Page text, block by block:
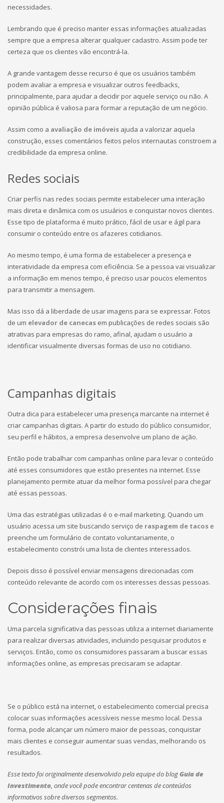
necessidades.
Lembrando que é preciso manter essas informações atualizadas
sempre que a empresa alterar qualquer cadastro. Assim pode ter
certeza que os clientes vão encontrá-la.
A grande vantagem desse recurso é que os usuários também
podem avaliar a empresa e visualizar outros feedbacks,
principalmente, para ajudar a decidir por aquele serviço ou não. A
opinião pública é valiosa para formar a reputação de um negócio.
Assim como a avaliação de imóveis ajuda a valorizar aquela
construção, esses comentários feitos pelos internautas constroem a
credibilidade da empresa online.
Redes sociais
Criar perfis nas redes sociais permite estabelecer uma interação
mais direta e dinâmica com os usuários e conquistar novos clientes.
Esse tipo de plataforma é muito prático, fácil de usar e ágil para
consumir o conteúdo entre os afazeres cotidianos.
Ao mesmo tempo, é uma forma de estabelecer a presença e
interatividade da empresa com eficiência. Se a pessoa vai visualizar
a informação em menos tempo, é preciso usar poucos elementos
para transmitir a mensagem.
Mas isso dá a liberdade de usar imagens para se expressar. Fotos
de um elevador de canecas em publicações de redes sociais são
atrativas para empresas do ramo, afinal, ajudam o usuário a
identificar visualmente diversas formas de uso no cotidiano.
Campanhas digitais
Outra dica para estabelecer uma presença marcante na internet é
criar campanhas digitais. A partir do estudo do público consumidor,
seu perfil e hábitos, a empresa desenvolve um plano de ação.
Então pode trabalhar com campanhas online para levar o conteúdo
até esses consumidores que estão presentes na internet. Esse
planejamento permite atuar da melhor forma possível para chegar
até essas pessoas.
Uma das estratégias utilizadas é o e-mail marketing. Quando um
usuário acessa um site buscando serviço de raspagem de tacos e
preenche um formulário de contato voluntariamente, o
estabelecimento constrói uma lista de clientes interessados.
Depois disso é possível enviar mensagens direcionadas com
conteúdo relevante de acordo com os interesses dessas pessoas.
Considerações finais
Uma parcela significativa das pessoas utiliza a internet diariamente
para realizar diversas atividades, incluindo pesquisar produtos e
serviços. Então, como os consumidores passaram a buscar essas
informações online, as empresas precisaram se adaptar.
Se o público está na internet, o estabelecimento comercial precisa
colocar suas informações acessíveis nesse mesmo local. Dessa
forma, pode alcançar um número maior de pessoas, conquistar
mais clientes e conseguir aumentar suas vendas, melhorando os
resultados.
Esse texto foi originalmente desenvolvido pela equipe do blogGuia de
Investimento, onde você pode encontrar centenas de conteúdos
informativos sobre diversos segmentos.